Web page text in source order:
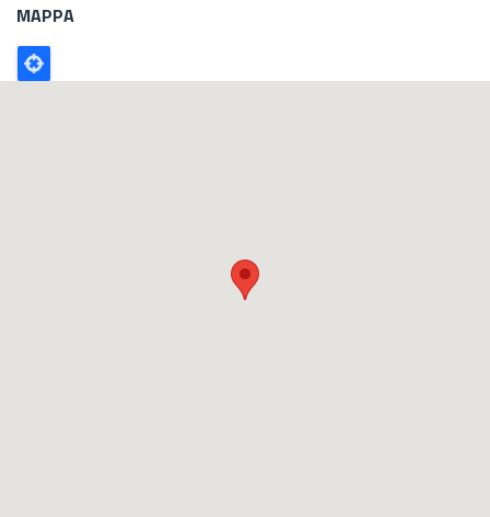
MAPPA
Poligono
GEO